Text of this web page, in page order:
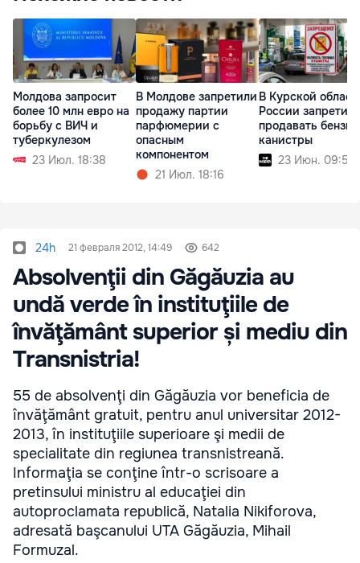
Молдова запросит
более 10 млн евро на
борьбу с ВИЧ и
туберкулезом
23 Июл. 18:38
В Молдове запретили
продажу партии
парфюмерии с
опасным
компонентом
21 Июл. 18:16
В Курской
России
продавать
канистры
23 Июн. 09:53
24h 21 февраля 2012, 14:49 642
Absolvenţii din Găgăuzia au
undă verde în instituţiile de
învăţământ superior și mediu din
Transnistria!
55 de absolvenţi din Găgăuzia vor beneficia de
învăţământ gratuit, pentru anul universitar 2012-
2013, în instituţiile superioare şi medii de
specialitate din regiunea transnistreană.
Informaţia se conţine într-o scrisoare a
pretinsului ministru al educaţiei din
autoproclamata republică, Natalia Nikiforova,
adresată başcanului UTA Găgăuzia, Mihail
Formuzal.